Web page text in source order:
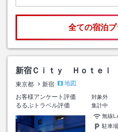
全ての宿泊
新宿Ｃｉｔｙ Ｈｏｔｅｌ
東京都 新宿
地図
お客様アンケート評価
対象外
るるぶトラベル評価
集計中
無線
駐車